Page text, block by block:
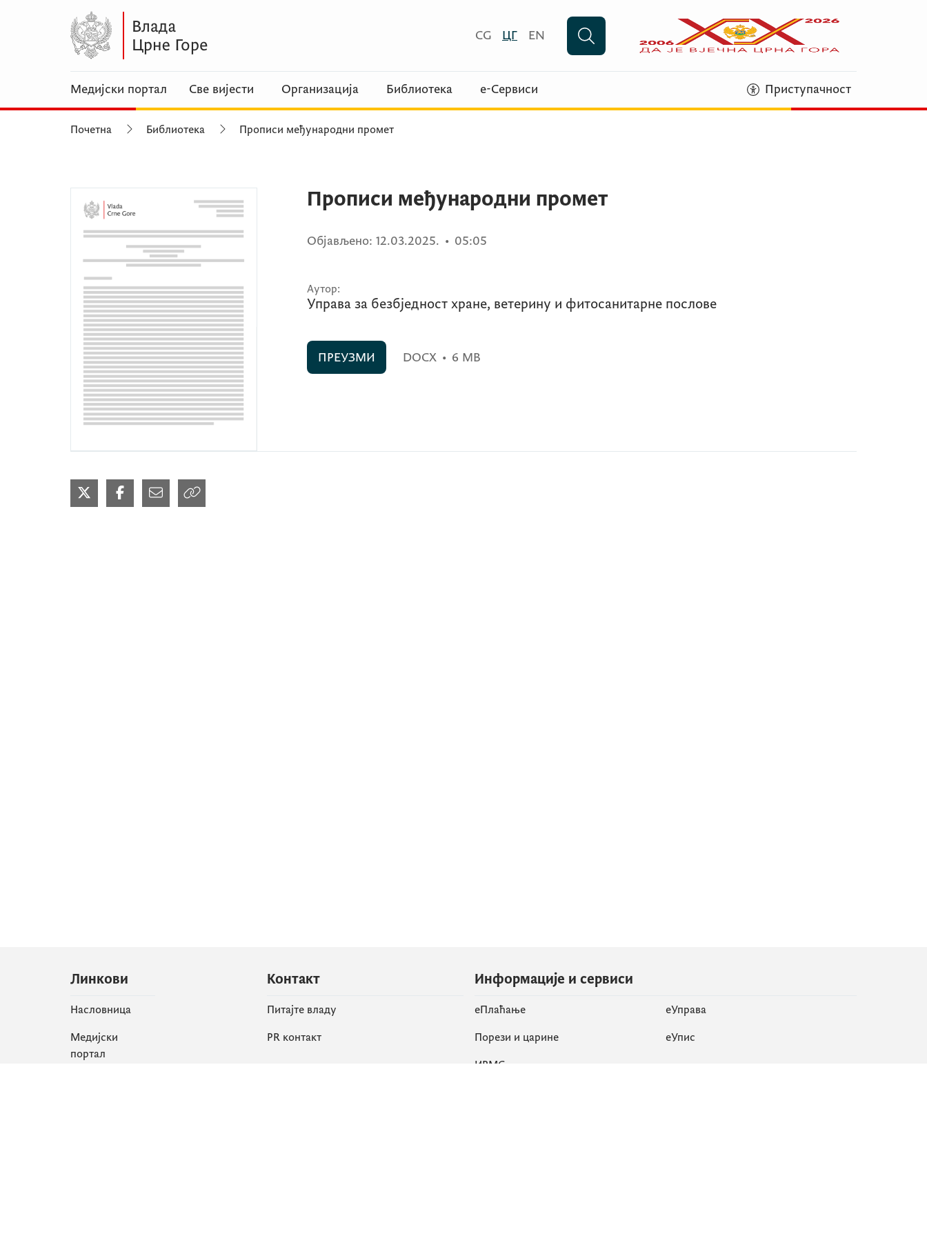
CG ЦГ EN
Медијски портал Све вијести Организација Библиотека е-Сервиси Приступачност
Почетна Библиотека Прописи међународни промет
Прописи међународни промет
Објављено: 12.03.2025. • 05:05
Аутор:
Управа за безбједност хране, ветерину и фитосанитарне послове
ПРЕУЗМИ DOCX • 6 MB
Линкови
Насловница
Медијски
портал
Контакт
Питајте владу
PR контакт
Информације и сервиси
eПлаћање
еУправа
Порези и царине
eУпис
ИРМС